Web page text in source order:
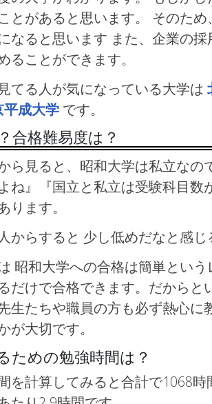
とがあると思います。 そのた
なると思います また、企業の
ることができます。
てる人が気になっている大学は
平成大学 です。
合格難易度は？
ら見ると、昭和大学は私立なの
ね』『国立と私立は受験科目数
ります。
らすると 少し低めだなと感じ
昭和大学への合格は簡単とい
だけで合格できます。だからと
生たちや職員の方も必ず熱心に
が大切です。
ための勉強時間は？
を計算してみると合計で1068